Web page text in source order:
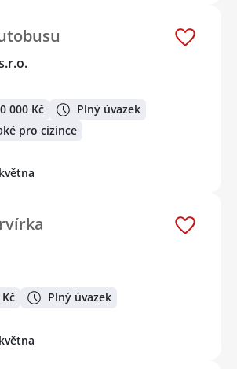
000 Kč
Plný úvazek
pro cizince
Plný úvazek